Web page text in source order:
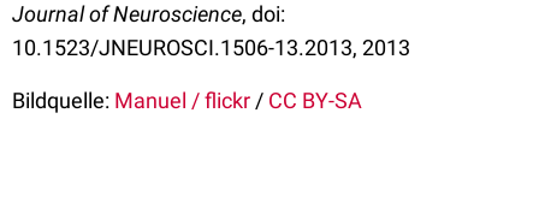
Journal of Neuroscience, doi:
10.1523/JNEUROSCI.1506-13.2013, 2013
Bildquelle: Manuel / flickr / CC BY-SA